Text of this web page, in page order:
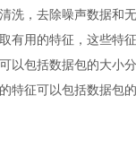
洗，去除噪声数据和
有用的特征，这些特
以包括数据包的大小
特征可以包括数据包